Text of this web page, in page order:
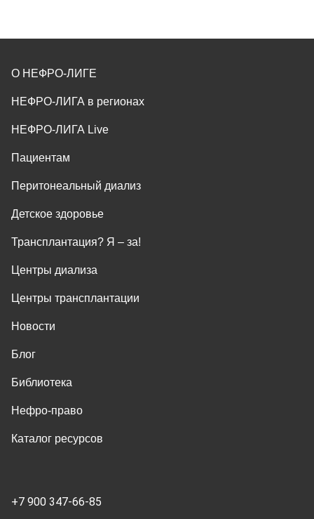
О НЕФРО-ЛИГЕ
НЕФРО-ЛИГА в регионах
НЕФРО-ЛИГА Live
Пациентам
Перитонеальный диализ
Детское здоровье
Трансплантация? Я ‒ за!
Центры диализа
Центры трансплантации
Новости
Блог
Библиотека
Нефро-право
Каталог ресурсов
+7 900 347-66-85